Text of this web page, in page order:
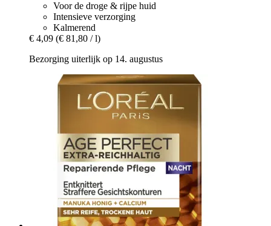
Voor de droge & rijpe huid
Intensieve verzorging
Kalmerend
€ 4,09 (€ 81,80 / l)
Bezorging uiterlijk op 14. augustus